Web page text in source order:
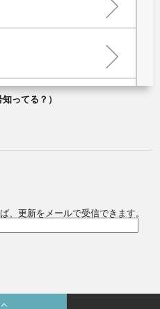
ってる？）
、更新をメールで受信できます。